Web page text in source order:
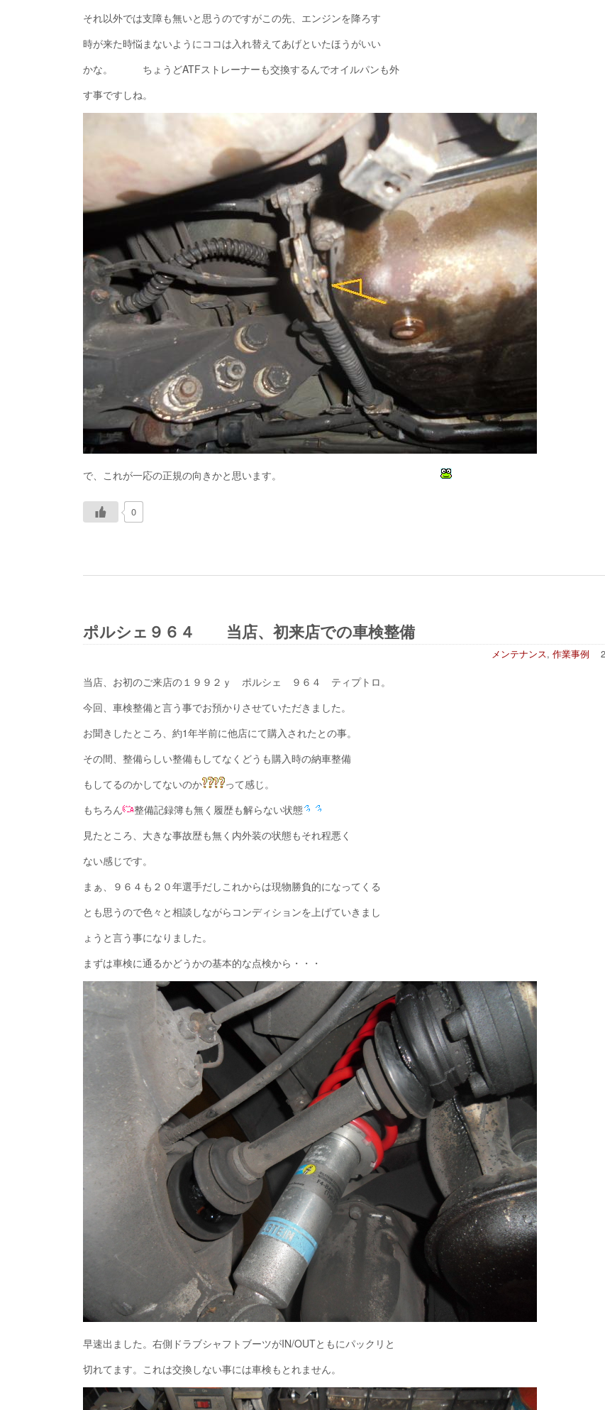
それ以外では支障も無いと思うのですがこの先、エンジンを降ろす
時が来た時悩まないようにココは入れ替えてあげといたほうがいい
かな。 ちょうどATFストレーナーも交換するんでオイルパンも外
す事ですしね。
で、これが一応の正規の向きかと思います。
0
ポルシェ９６４ 当店、初来店での車検整備
メンテナンス, 作業事例
当店、お初のご来店の１９９２ｙ ポルシェ ９６４ ティプトロ。
今回、車検整備と言う事でお預かりさせていただきました。
お聞きしたところ、約1年半前に他店にて購入されたとの事。
その間、整備らしい整備もしてなくどうも購入時の納車整備
もしてるのかしてないのか
って感じ。
もちろん
整備記録簿も無く履歴も解らない状態
見たところ、大きな事故歴も無く内外装の状態もそれ程悪く
ない感じです。
まぁ、９６４も２０年選手だしこれからは現物勝負的になってくる
とも思うので色々と相談しながらコンディションを上げていきまし
ょうと言う事になりました。
まずは車検に通るかどうかの基本的な点検から・・・
早速出ました。右側ドラブシャフトブーツがIN/OUTともにパックリと
切れてます。これは交換しない事には車検もとれません。